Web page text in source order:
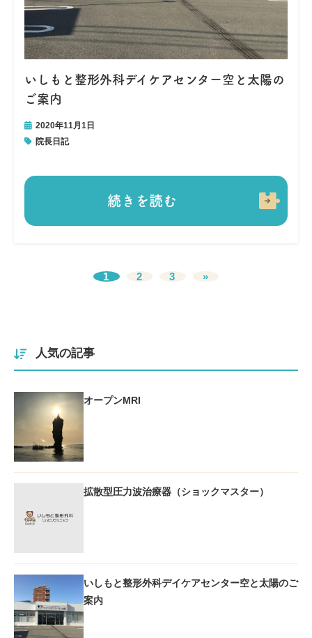
いしもと整形外科デイケアセンター空と太陽の
ご案内
2020年11月1日
院長日記
続きを読む
1 2 3 »
人気の記事
オープンMRI
拡散型圧力波治療器（ショックマスター）
いしもと整形外科デイケアセンター空と太陽のご
案内